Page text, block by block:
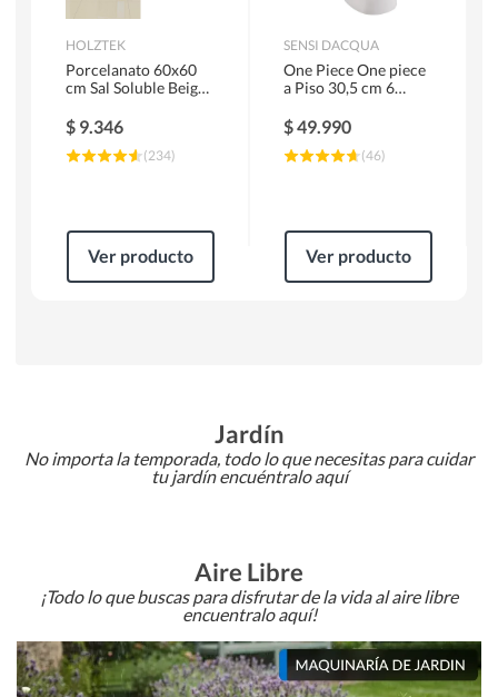
HOLZTEK
Porcelanato 60x60
cm Sal Soluble Beige
$ 9.346
(234)
Ver producto
SENSI DACQUA
One Piece One piece
a Piso 30,5 cm 6
$49.990
(46)
Ver producto
Jardín
No importa la temporada, todo lo que necesitas para cuidar
tu jardín encuéntralo aquí
Aire Libre
¡Todo lo que buscas para disfrutar de la vida al aire libre
encuentralo aquí!